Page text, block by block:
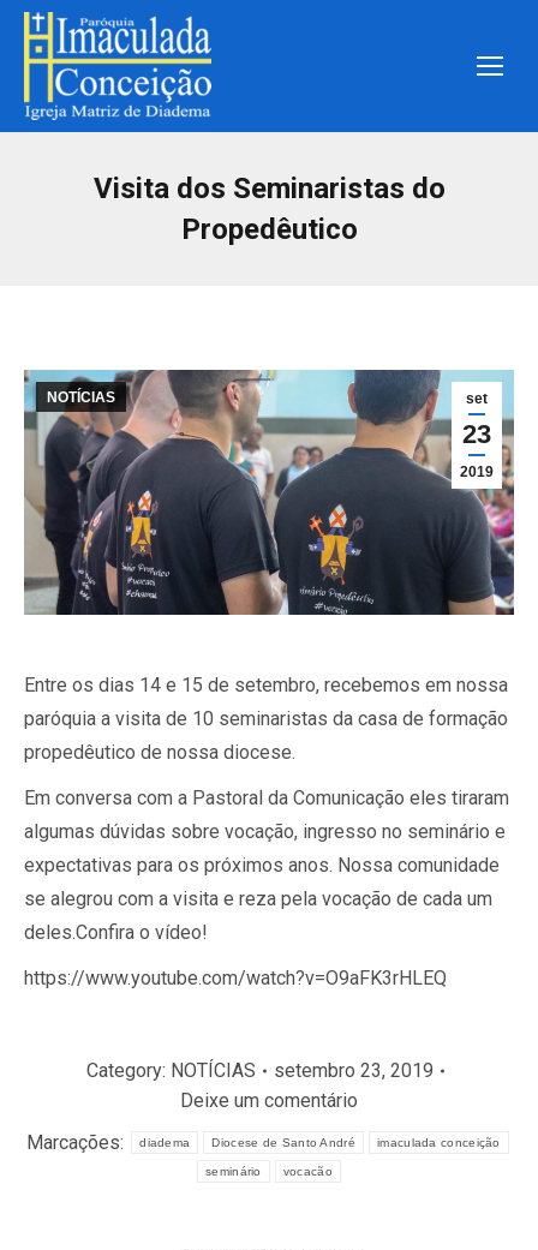
Visita dos Seminaristas do
Propedêutico
set
23
2019
NOTÍCIAS
Entre os dias 14 e 15 de setembro, recebemos em nossa
paróquia a visita de 10 seminaristas da casa de formação
propedêutico de nossa diocese.
Em conversa com a Pastoral da Comunicação eles tiraram
algumas dúvidas sobre vocação, ingresso no seminário e
expectativas para os próximos anos. Nossa comunidade
se alegrou com a visita e reza pela vocação de cada um
deles.Confira o vídeo!
https://www.youtube.com/watch?v=O9aFK3rHLEQ
Category: NOTÍCIAS
setembro 23, 2019
Deixe um comentário
Marcações:
diadema Diocese de Santo André imaculada conceição
seminário vocacão